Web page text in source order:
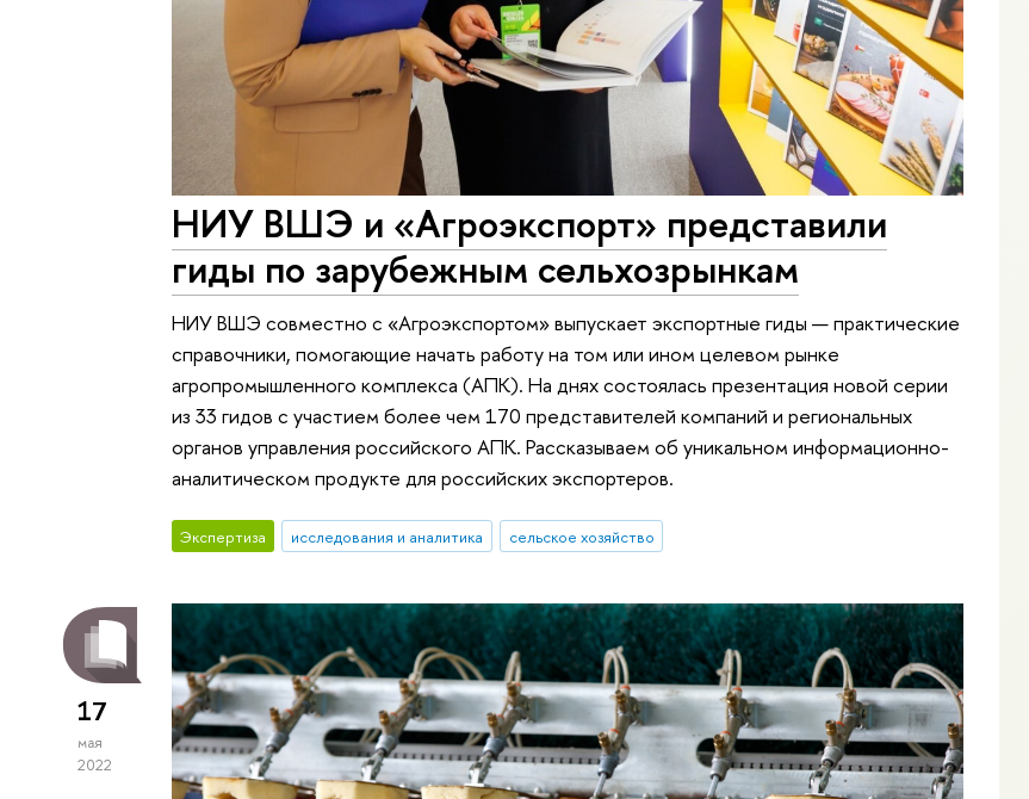
НИУ ВШЭ и «Агроэкспорт» представили
гиды по зарубежным сельхозрынкам
НИУ ВШЭ совместно с «Агроэкспортом» выпускает экспортные гиды — практические
справочники, помогающие начать работу на том или ином целевом рынке
агропромышленного комплекса (АПК). На днях состоялась презентация новой серии
из 33 гидов с участием более чем 170 представителей компаний и региональных
органов управления российского АПК. Рассказываем об уникальном информационно-
аналитическом продукте для российских экспортеров.
Экспертиза исследования и аналитика сельское хозяйство
17
мая
2022